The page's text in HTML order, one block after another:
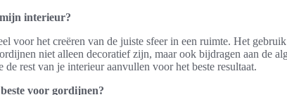
interieur?
voor het creëren van de juiste sfeer in een ruimte. Het
niet alleen decoratief zijn, maar ook bijdragen aan de
rest van je interieur aanvullen voor het beste resultaat.
voor gordijnen?